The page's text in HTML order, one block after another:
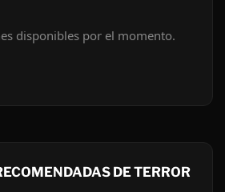
disponibles por el momento.
DE TERROR